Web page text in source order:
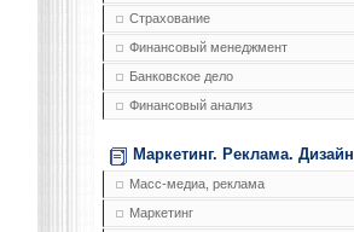
Страхование
Финансовый менеджмент
Банковское дело
Финансовый анализ
Маркетинг. Реклама. Дизайн
Масс-медиа, реклама
Маркетинг